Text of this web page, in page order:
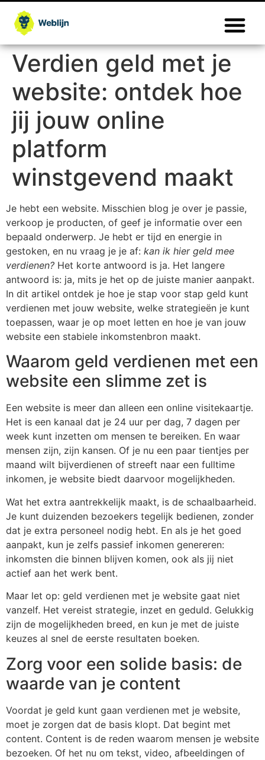
Verdien geld met je
website: ontdek hoe
jij jouw online
platform
winstgevend maakt
Je hebt een website. Misschien blog je over je passie,
verkoop je producten, of geef je informatie over een
bepaald onderwerp. Je hebt er tijd en energie in
gestoken, en nu vraag je je af: kan ik hier geld mee
verdienen? Het korte antwoord is ja. Het langere
antwoord is: ja, mits je het op de juiste manier aanpakt.
In dit artikel ontdek je hoe je stap voor stap geld kunt
verdienen met jouw website, welke strategieën je kunt
toepassen, waar je op moet letten en hoe je van jouw
website een stabiele inkomstenbron maakt.
Waarom geld verdienen met een
website een slimme zet is
Een website is meer dan alleen een online visitekaartje.
Het is een kanaal dat je 24 uur per dag, 7 dagen per
week kunt inzetten om mensen te bereiken. En waar
mensen zijn, zijn kansen. Of je nu een paar tientjes per
maand wilt bijverdienen of streeft naar een fulltime
inkomen, je website biedt daarvoor mogelijkheden.
Wat het extra aantrekkelijk maakt, is de schaalbaarheid.
Je kunt duizenden bezoekers tegelijk bedienen, zonder
dat je extra personeel nodig hebt. En als je het goed
aanpakt, kun je zelfs passief inkomen genereren:
inkomsten die binnen blijven komen, ook als jij niet
actief aan het werk bent.
Maar let op: geld verdienen met je website gaat niet
vanzelf. Het vereist strategie, inzet en geduld. Gelukkig
zijn de mogelijkheden breed, en kun je met de juiste
keuzes al snel de eerste resultaten boeken.
Zorg voor een solide basis: de
waarde van je content
Voordat je geld kunt gaan verdienen met je website,
moet je zorgen dat de basis klopt. Dat begint met
content. Content is de reden waarom mensen je website
bezoeken. Of het nu om tekst, video, afbeeldingen of